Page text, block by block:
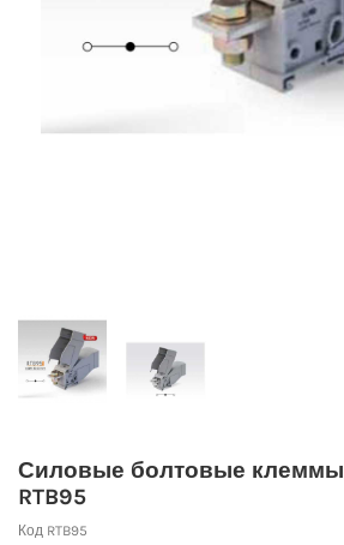
Силовые болтовые клеммы
RTB95
Код RTB95